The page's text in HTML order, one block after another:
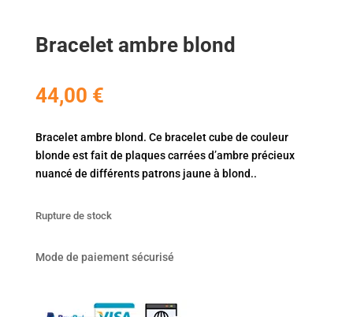
Bracelet ambre blond
44,00 €
Bracelet ambre blond. Ce bracelet cube de couleur
blonde est fait de plaques carrées d’ambre précieux
nuancé de différents patrons jaune à blond..
Rupture de stock
Mode de paiement sécurisé